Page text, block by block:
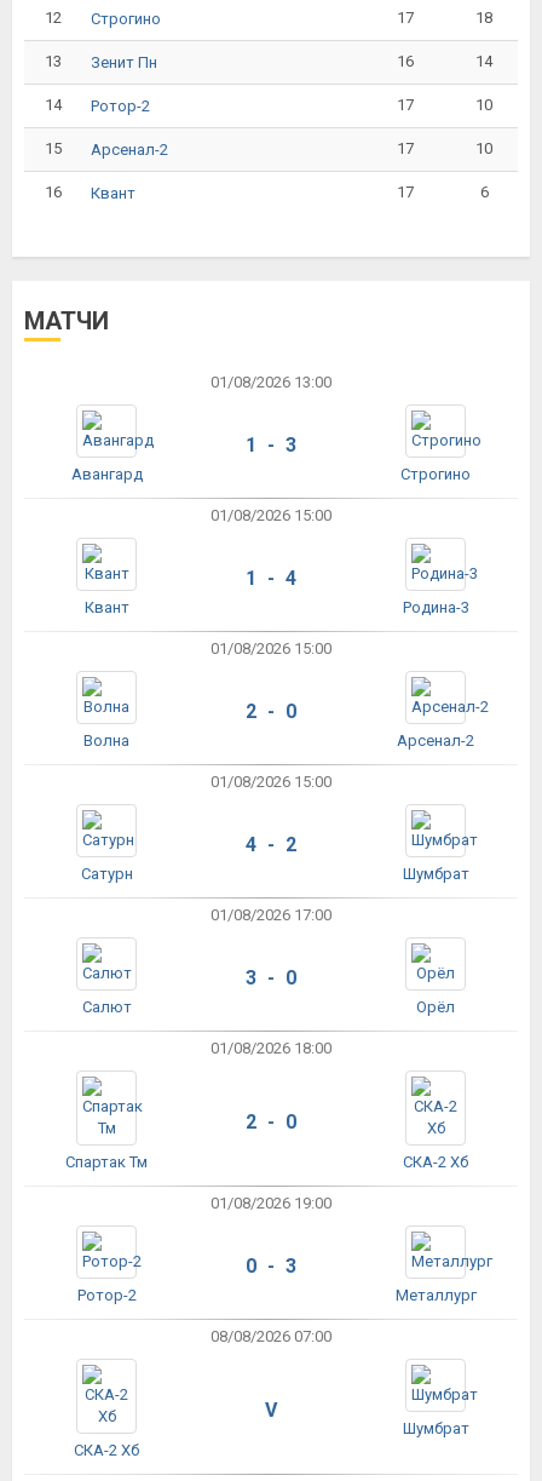
12 Строгино 17 18
13 Зенит Пн 16 14
14 Ротор-2 17 10
15 Арсенал-2 17 10
16 Квант 17 6
МАТЧИ
01/08/2026 13:00
Авангард
1 - 3
Строгино
01/08/2026 15:00
Квант
1 - 4
Родина-3
01/08/2026 15:00
Волна
2 - 0
Арсенал-2
01/08/2026 15:00
Сатурн
4 - 2
Шумбрат
01/08/2026 17:00
Салют
3 - 0
Орёл
01/08/2026 18:00
Спартак Тм
2 - 0
СКА-2 Хб
01/08/2026 19:00
Ротор-2
0 - 3
Металлург
08/08/2026 07:00
СКА-2 Хб
V
Шумбрат